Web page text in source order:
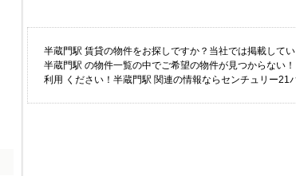
半蔵門駅 賃貸の物件をお探しですか？当社では掲載して
半蔵門駅 の物件一覧の中でご希望の物件が見つからない
利用 ください！半蔵門駅 関連の情報ならセンチュリー21